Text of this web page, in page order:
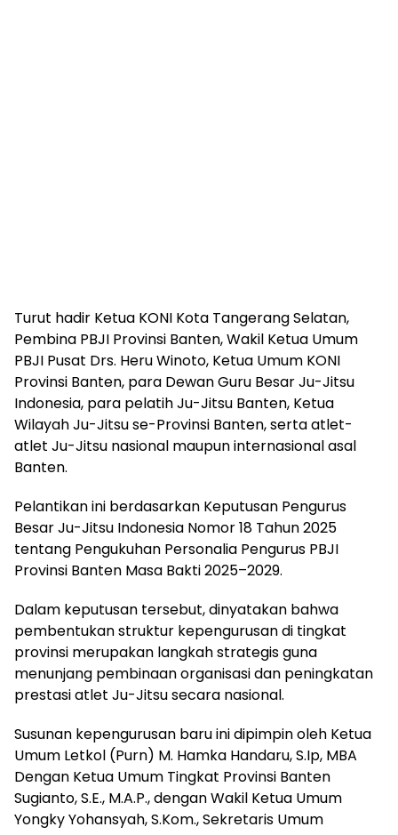
Turut hadir Ketua KONI Kota Tangerang Selatan,
Pembina PBJI Provinsi Banten, Wakil Ketua Umum
PBJI Pusat Drs. Heru Winoto, Ketua Umum KONI
Provinsi Banten, para Dewan Guru Besar Ju-Jitsu
Indonesia, para pelatih Ju-Jitsu Banten, Ketua
Wilayah Ju-Jitsu se-Provinsi Banten, serta atlet-
atlet Ju-Jitsu nasional maupun internasional asal
Banten.
Pelantikan ini berdasarkan Keputusan Pengurus
Besar Ju-Jitsu Indonesia Nomor 18 Tahun 2025
tentang Pengukuhan Personalia Pengurus PBJI
Provinsi Banten Masa Bakti 2025–2029.
Dalam keputusan tersebut, dinyatakan bahwa
pembentukan struktur kepengurusan di tingkat
provinsi merupakan langkah strategis guna
menunjang pembinaan organisasi dan peningkatan
prestasi atlet Ju-Jitsu secara nasional.
Susunan kepengurusan baru ini dipimpin oleh Ketua
Umum Letkol (Purn) M. Hamka Handaru, S.Ip, MBA
Dengan Ketua Umum Tingkat Provinsi Banten
Sugianto, S.E., M.A.P., dengan Wakil Ketua Umum
Yongky Yohansyah, S.Kom., Sekretaris Umum